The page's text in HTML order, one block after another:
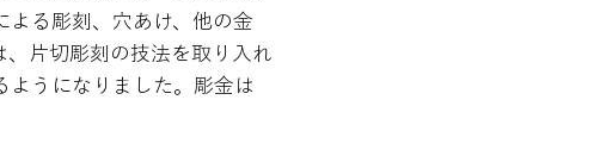
よる彫刻、穴あけ、他の金
、片切彫刻の技法を取り入れ
ようになりました。彫金は